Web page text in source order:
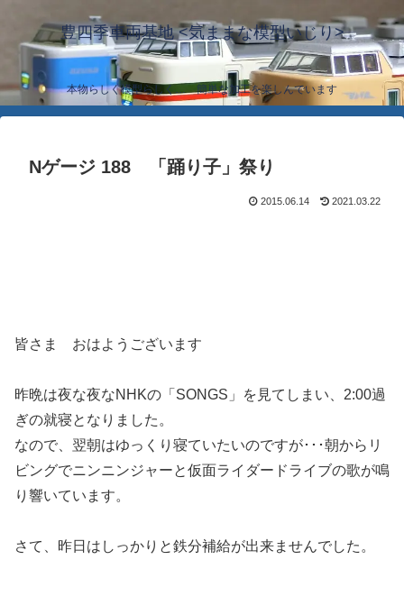
豊四季車両基地 <気ままな模型いじり>
本物らしく模型らしく… 簡単な加工を楽しんでいます
Nゲージ 188 「踊り子」祭り
2015.06.14 2021.03.22
皆さま おはようございます
昨晩は夜な夜なNHKの「SONGS」を見てしまい、2:00過
ぎの就寝となりました。
なので、翌朝はゆっくり寝ていたいのですが･･･朝からリ
ビングでニンニンジャーと仮面ライダードライブの歌が鳴
り響いています。
さて、昨日はしっかりと鉄分補給が出来ませんでした。